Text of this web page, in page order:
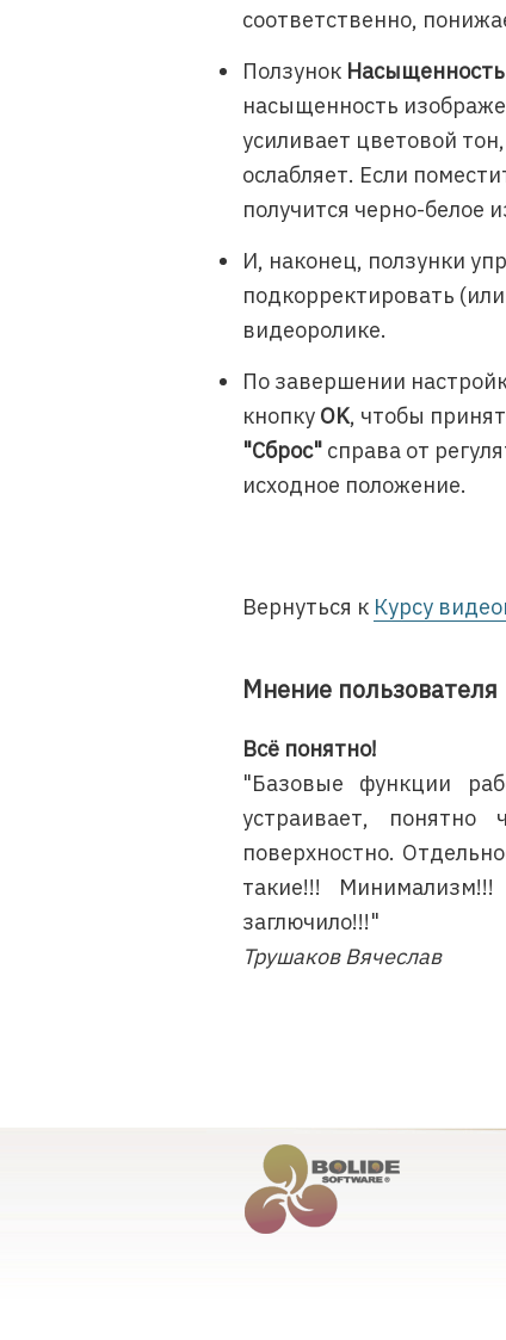
соответственно,
Ползунок Насыщенность
насыщенность
усиливает цветовой
ослабляет. Если
получится черно-белое
И, наконец, ползунки
подкорректировать
видеоролике.
По завершении
кнопку OK, чтобы
"Сброс"справа от
исходное положение.
Вернуться к Курсу
Мнение пользователя
Всё понятно!
"Базовые функции
устраивает, понятно
поверхностно.
такие!!!
заглючило!!!"
Трушаков Вячеслав